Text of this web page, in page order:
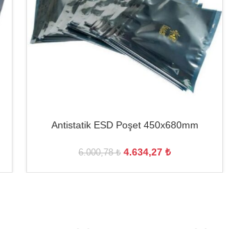
Antistatik ESD Poşet 450x680mm
6.000,78₺ 4.634,27 ₺